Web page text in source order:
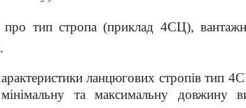
про тип стропа (приклад 4СЦ),
ланцюгових стропів тип
та максимальну довжину